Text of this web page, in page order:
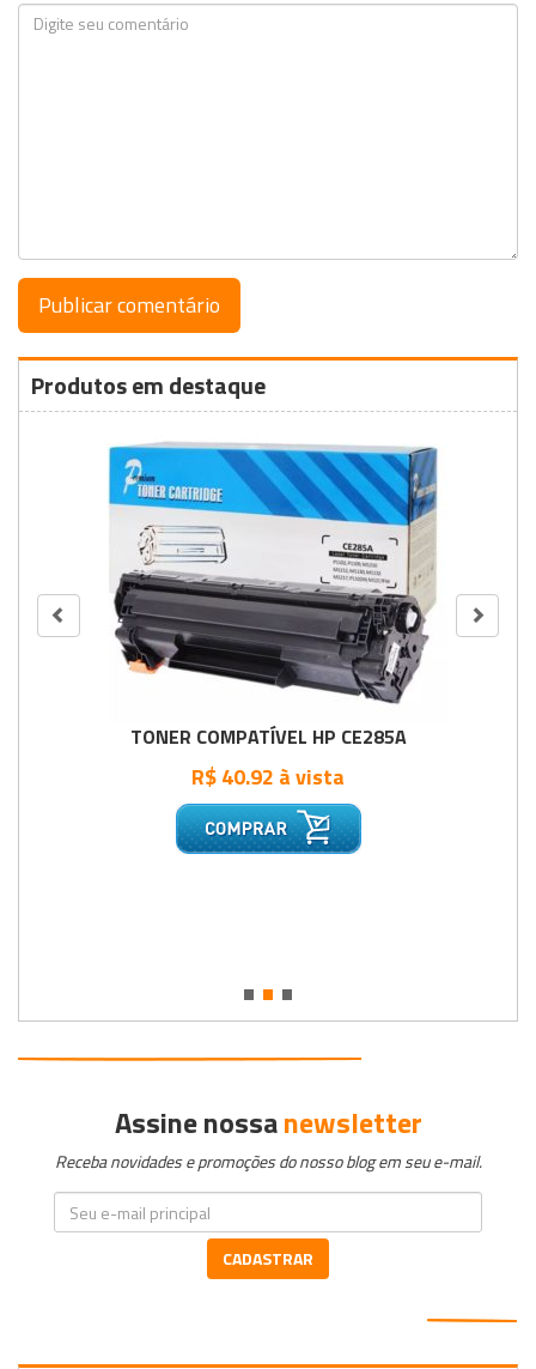
Produtos em destaque
TONER COMPATÍVEL HP CE285A
R$ 40.92 à vista
•••
Assine nossanewsletter
Receba novidades e promoções do nosso blog em seu e-mail.
CADASTRAR